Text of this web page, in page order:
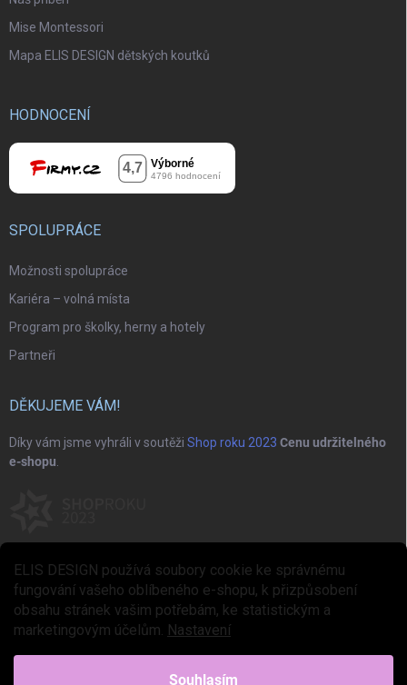
ELIS DESIGN používá soubory cookie ke správnému
fungování vašeho oblíbeného e-shopu, k přizpůsobení
obsahu stránek vašim potřebám, ke statistickým a
marketingovým účelům. Nastavení
Souhlasím
Mise Montessori
Mapa ELIS DESIGN dětských koutků
HODNOCENÍ
SPOLUPRÁCE
Možnosti spolupráce
Kariéra – volná místa
Program pro školky, herny a hotely
Partneři
DĚKUJEME VÁM!
Díky vám jsme vyhráli v soutěži Shop roku 2023 Cenu udržitelného
e-shopu
Copyright 2026ELIS DESIGN. Všechna práva vyhrazena.Upravit nastavení
cookies